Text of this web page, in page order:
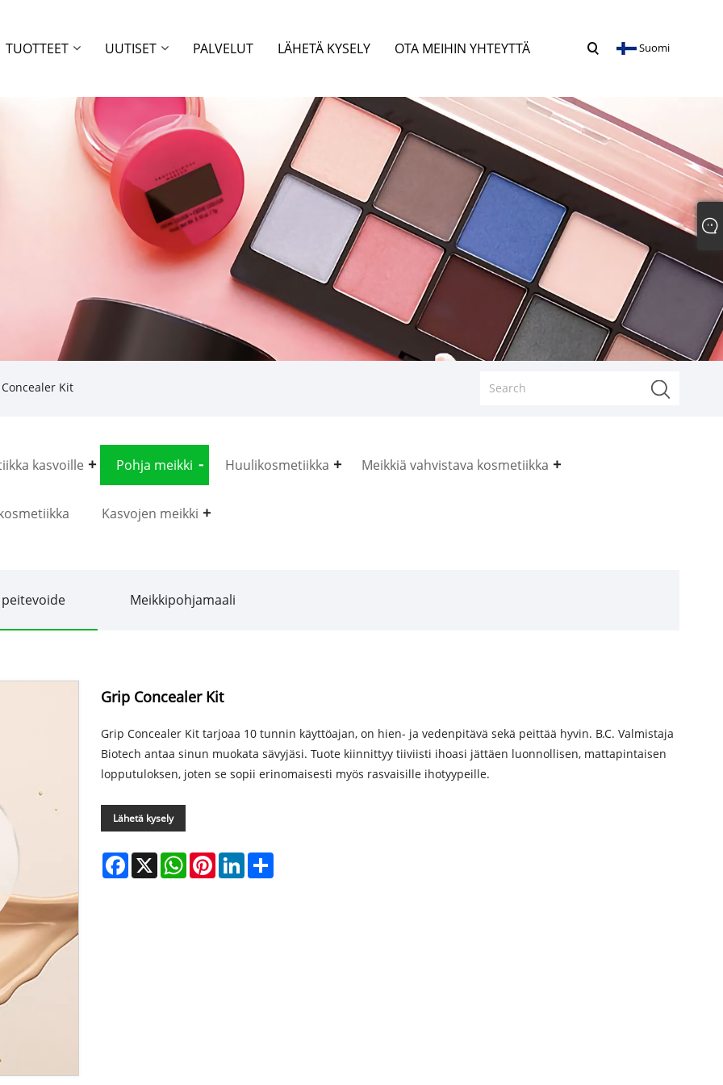
TUOTTEET UUTISET PALVELUT LÄHETÄ KYSELY OTA MEIHIN YHTEYTTÄ Suomi
Kit
kasvoille Pohja meikki Huulikosmetiikka Meikkiä vahvistava kosmetiikka
Kasvojen meikki
Meikkipohjamaali
Grip Concealer Kit
Grip Concealer Kit tarjoaa 10 tunnin käyttöajan, on hien- ja vedenpitävä sekä peittää hyvin. B.C. Valmistaja
Biotech antaa sinun muokata sävyjäsi. Tuote kiinnittyy tiiviisti ihoasi jättäen luonnollisen, mattapintaisen
lopputuloksen, joten se sopii erinomaisesti myös rasvaisille ihotyypeille.
Lähetä kysely
Facebook
X WhatsApp
PinterestLinkedIn